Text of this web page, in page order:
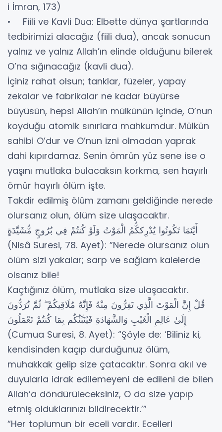
i İmran, 173)
• Fiili ve Kavli Dua: Elbette dünya şartlarında
tedbirimizi alacağız (fiili dua), ancak sonucun
yalnız ve yalnız Allah’ın elinde olduğunu bilerek
O’na sığınacağız (kavli dua).
İçiniz rahat olsun; tanklar, füzeler, yapay
zekalar ve fabrikalar ne kadar büyürse
büyüsün, hepsi Allah’ın mülkünün içinde, O’nun
koyduğu atomik sınırlara mahkumdur. Mülkün
sahibi O’dur ve O’nun izni olmadan yaprak
dahi kıpırdamaz. Senin ömrün yüz sene ise o
yaşını mutlaka bulacaksın korkma, sen hayırlı
ömür hayırlı ölüm işte.
Takdir edilmiş ölüm zamanı geldiğinde nerede
olursanız olun, ölüm size ulaşacaktır.
أَيْنَمَا تَكُونُوا يُدْرِككُّمُ الْمَوْتُ وَلَوْ كُنتُمْ فِي بُرُوجٍ مُّشَيَّدَةٍ
(Nisâ Suresi, 78. Ayet): ”Nerede olursanız olun
ölüm sizi yakalar; sarp ve sağlam kalelerde
olsanız bile!
Kaçtığınız ölüm, mutlaka size ulaşacaktır.
قُلْ إِنَّ الْمَوْتَ الَّذِي تَفِرُّونَ مِنْهُ فَإِنَّهُ مُلَاقِيكُمْ ۖ ثُمَّ تُرَدُّونَ
إِلَىٰ عَالِمِ الْغَيْبِ وَالشَّهَادَةِ فَيُنَبِّئُكُم بِمَا كُنتُمْ تَعْمَلُونَ
(Cumua Suresi, 8. Ayet): “Şöyle de: ‘Biliniz ki,
kendisinden kaçıp durduğunuz ölüm,
muhakkak gelip size çatacaktır. Sonra akıl ve
duyularla idrak edilemeyeni de edileni de bilen
Allah’a döndürüleceksiniz, O da size yapıp
etmiş olduklarınızı bildirecektir.’”
“Her toplumun bir eceli vardır. Ecelleri